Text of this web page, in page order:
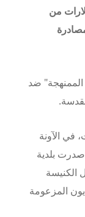
من
الممنهجة" ضد
في الآونة
بلدية
الكنيسة
المزعومة